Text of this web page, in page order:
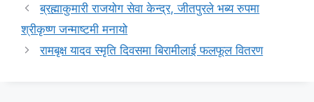
ब्रह्माकुमारी राजयोग सेवा केन्द्र, जीतपुरले भब्य रुपमा
श्रीकृष्ण जन्माष्टमी मनायो
रामबृक्ष यादव स्मृति दिवसमा बिरामीलाई फलफूल वितरण